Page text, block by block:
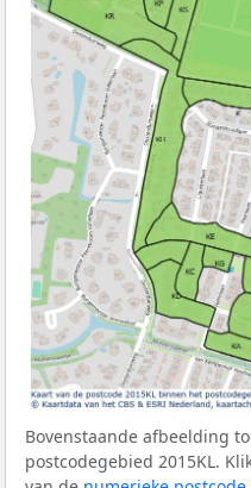
Bovenstaande afbeelding
postcodegebied 2015KL.